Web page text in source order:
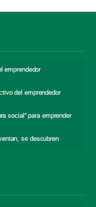
emprendedor
del emprendedor
social” para emprender
se descubren